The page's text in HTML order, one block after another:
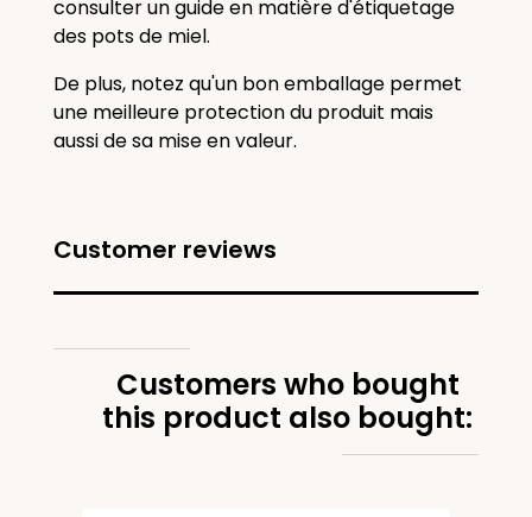
consulter un guide en matière d'étiquetage
des pots de miel.
De plus, notez qu'un bon emballage permet
une meilleure protection du produit mais
aussi de sa mise en valeur.
Customer reviews
Customers who bought
this product also bought: